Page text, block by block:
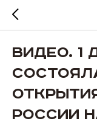
ВИДЕО. 1
России